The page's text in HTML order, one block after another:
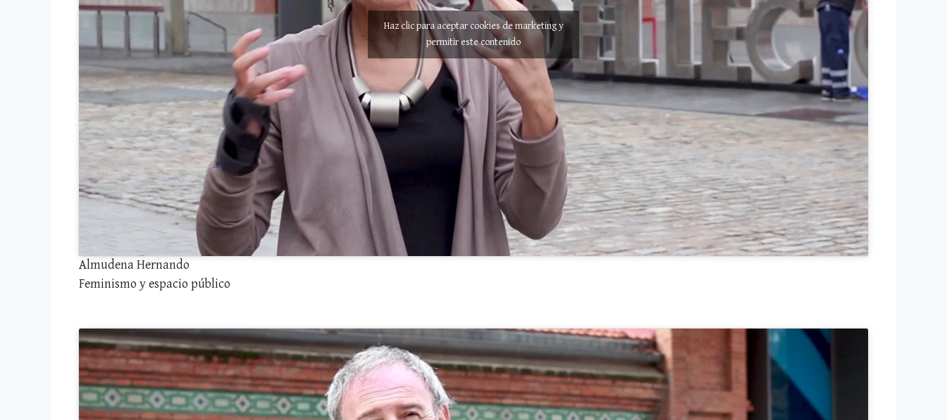
Haz clic para aceptar cookies de marketing y
permitir este contenido
Almudena Hernando
Feminismo y espacio público